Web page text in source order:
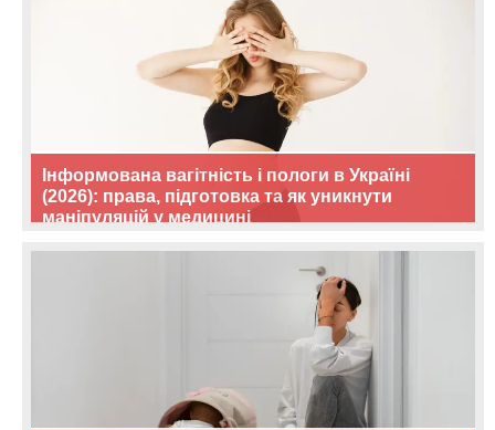
Інформована вагітність і пологи в Україні
(2026): права, підготовка та як уникнути
маніпуляцій у медицині